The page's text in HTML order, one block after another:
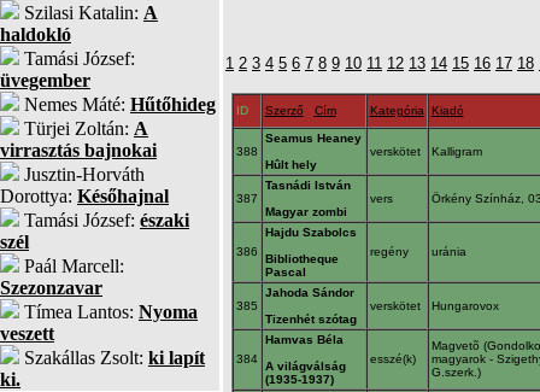
Szilasi Katalin: A
haldokló
Tamási József:
üvegember
Nemes Máté: Hűtőhideg
Türjei Zoltán: A
virrasztás bajnokai
Jusztin-Horváth
Dorottya: Későhajnal
Tamási József: északi
szél
Paál Marcell:
Szezonzavar
Tímea Lantos: Nyoma
veszett
Szakállas Zsolt: ki lapít
ki.
1 2 3 4 5 6 7 8 9 10 11 12 13 14 15 16 17 18
ID Szerző Cím Kategória Kiadó
388
Seamus Heaney
Hûlt hely
verskötet Kalligram
387
Tasnádi István
Magyar zombi
vers Örkény Színház,
386
Hajdu Szabolcs
Bibliotheque
Pascal
regény uránia
385
Jahoda Sándor
Tizenhét szótag
verskötet Hungarovox
384
Hamvas Béla
A világválság
(1935-1937)
esszé(k)
Magvetõ
magyarok -
G.szerk.)